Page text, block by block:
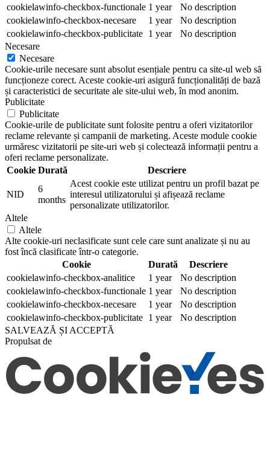
cookielawinfo-checkbox-functionale 1 year
No description
cookielawinfo-checkbox-necesare
1 year
No description
cookielawinfo-checkbox-publicitate 1 year
No description
Necesare
Necesare
Cookie-urile necesare sunt absolut esențiale pentru ca site-ul web să
funcționeze corect. Aceste cookie-uri asigură funcționalități de bază
și caracteristici de securitate ale site-ului web, în mod anonim.
Publicitate
Publicitate
Cookie-urile de publicitate sunt folosite pentru a oferi vizitatorilor
reclame relevante și campanii de marketing. Aceste module cookie
urmăresc vizitatorii pe site-uri web și colectează informații pentru a
oferi reclame personalizate.
Cookie Durată Descriere
NID
6
months
Acest cookie este utilizat pentru un profil bazat pe
interesul utilizatorului și afișează reclame
personalizate utilizatorilor.
Altele
Altele
Alte cookie-uri neclasificate sunt cele care sunt analizate și nu au
fost încă clasificate într-o categorie.
Cookie
Durată
Descriere
cookielawinfo-checkbox-analitice
1 year
No description
cookielawinfo-checkbox-functionale 1 year
No description
cookielawinfo-checkbox-necesare
1 year
No description
cookielawinfo-checkbox-publicitate 1 year
No description
SALVEAZĂ ȘI ACCEPTĂ
Propulsat de